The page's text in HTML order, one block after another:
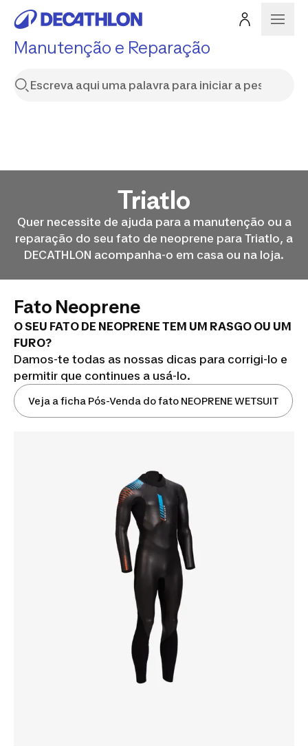
Manutenção e Reparação
Triatlo
Quer necessite de ajuda para a manutenção ou a
reparação do seu fato de neoprene para Triatlo, a
DECATHLON acompanha-o em casa ou na loja.
Fato Neoprene
O SEU FATO DE NEOPRENE TEM UM RASGO OU UM
FURO?
Damos-te todas as nossas dicas para corrigi-lo e
permitir que continues a usá-lo.
Veja a ficha Pós-Venda do fato NEOPRENE WETSUIT